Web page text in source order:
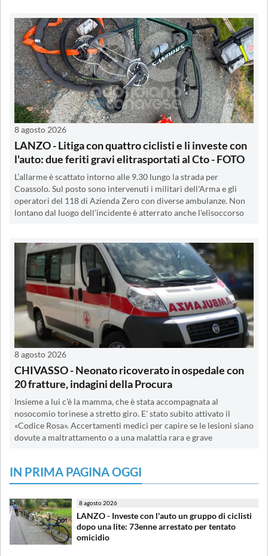
8 agosto 2026
LANZO - Litiga con quattro ciclisti e li investe con
l'auto: due feriti gravi elitrasportati al Cto - FOTO
L’allarme è scattato intorno alle 9.30 lungo la strada per
Coassolo. Sul posto sono intervenuti i militari dell'Arma e gli
operatori del 118 di Azienda Zero con diverse ambulanze. Non
lontano dal luogo dell'incidente è atterrato anche l'elisoccorso
8 agosto 2026
CHIVASSO - Neonato ricoverato in ospedale con
20 fratture, indagini della Procura
Insieme a lui c'è la mamma, che è stata accompagnata al
nosocomio torinese a stretto giro. E' stato subito attivato il
«Codice Rosa». Accertamenti medici per capire se le lesioni siano
dovute a maltrattamento o a una malattia rara e grave
IN PRIMA PAGINA OGGI
8 agosto 2026
LANZO - Investe con l'auto un gruppo di ciclisti
dopo una lite: 73enne arrestato per tentato
omicidio